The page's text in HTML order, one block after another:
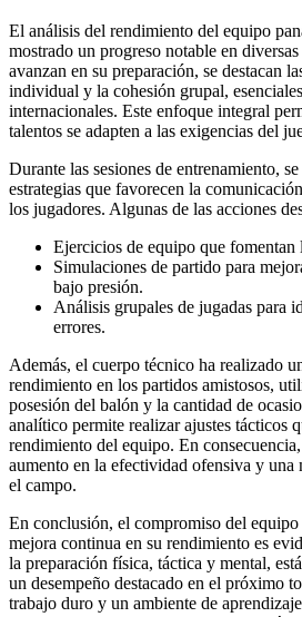
El análisis del rendimiento del equipo
mostrado un progreso notable en
avanzan en su preparación, se destacan
individual y la cohesión grupal,
internacionales. Este enfoque integral
talentos se adapten a las exigencias del
Durante las sesiones de entrenamiento,
estrategias que favorecen la
los jugadores. Algunas de las acciones
Ejercicios de equipo que fomentan
Simulaciones de partido para
bajo presión.
Análisis grupales de jugadas para
errores.
Además, el cuerpo técnico ha realizado
rendimiento en los partidos amistosos,
posesión del balón y la cantidad de
analítico permite realizar ajustes tácticos
rendimiento del equipo. En
aumento en la efectividad ofensiva y una
el campo.
En conclusión, el compromiso del equipo
mejora continua en su rendimiento es
la preparación física, táctica y mental,
un desempeño destacado en el próximo
trabajo duro y un ambiente de